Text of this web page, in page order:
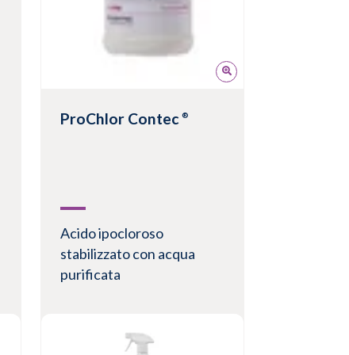
ProChlor Contec ®
Acido ipocloroso
stabilizzato con acqua
purificata